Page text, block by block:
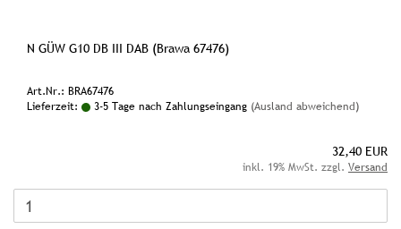
N GÜW G10 DB III DAB (Brawa 67476)
Art.Nr.: BRA67476
Lieferzeit:
3-5 Tage nach Zahlungseingang (Ausland abweichend)
32,40 EUR
inkl. 19% MwSt. zzgl. Versand